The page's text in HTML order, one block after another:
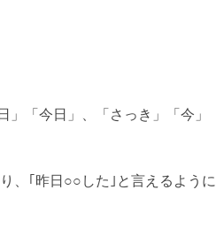
「今日」、「さっき」「今」
、｢昨日○○した｣と言えるように